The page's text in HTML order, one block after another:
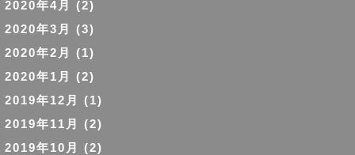
2020年4月
(2)
2020年3月
(3)
2020年2月
(1)
2020年1月
(2)
2019年12月
(1)
2019年11月
(2)
2019年10月
(2)